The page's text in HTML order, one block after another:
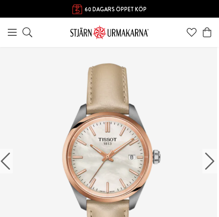
60 DAGARS ÖPPET KÖP